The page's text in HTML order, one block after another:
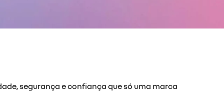
segurança e confiança que só uma marca